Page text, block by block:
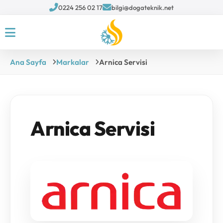
0224 256 02 17 bilgi@dogateknik.net
Ana Sayfa Markalar Arnica Servisi
Arnica Servisi